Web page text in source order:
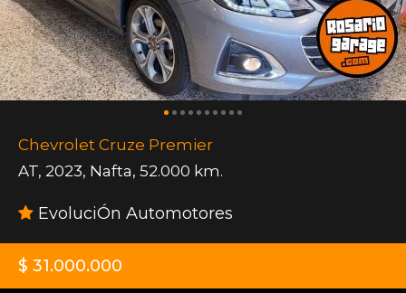
Chevrolet Cruze Premier
AT, 2023, Nafta, 52.000 km.
EvoluciÓn Automotores
$ 31.000.000